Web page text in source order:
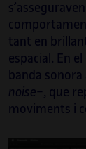
tant en
espacial. En
banda sonora
noise−, que
moviments i